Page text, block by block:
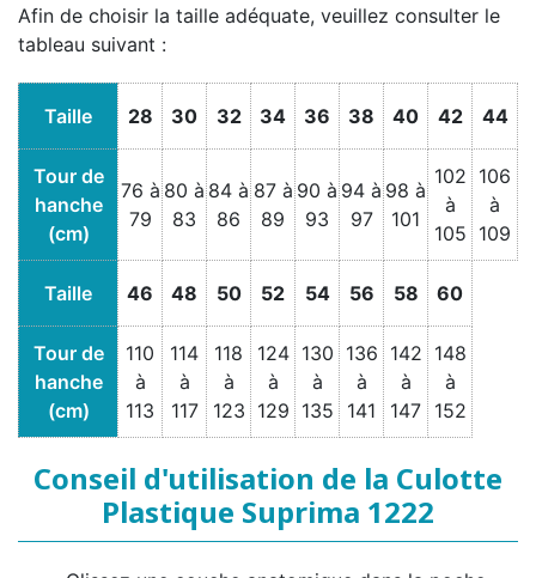
Afin de choisir la taille adéquate, veuillez consulter le
tableau suivant :
Taille 28 30 32 34 36 38 40 42 44
Tour de
hanche
(cm)
76 à
79
80 à
83
84 à
86
87 à
89
90 à
93
94 à
97
98 à
101
102
à
105
106
à
109
Taille 46 48 50 52 54 56 58 60
Tour de
hanche
(cm)
110
à
113
114
à
117
118
à
123
124
à
129
130
à
135
136
à
141
142
à
147
148
à
152
Conseil d'utilisation de la Culotte
Plastique Suprima 1222